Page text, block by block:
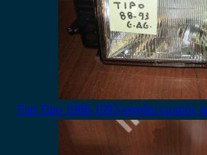
Fiat Tipo 1988-1993 φανάρι εμπρός